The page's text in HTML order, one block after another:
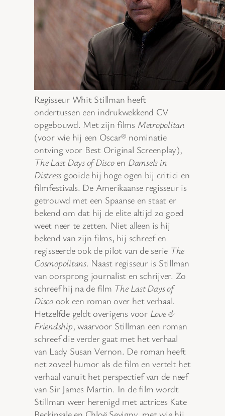
Regisseur Whit Stillman heeft
ondertussen een indrukwekkend CV
opgebouwd. Met zijn films Metropolitan
(voor wie hij een Oscar® nominatie
ontving voor Best Original Screenplay),
The Last Days of Discoen Damsels in
Distress gooide hij hoge ogen bij critici en
filmfestivals. De Amerikaanse regisseur is
getrouwd met een Spaanse en staat er
bekend om dat hij de elite altijd zo goed
weet neer te zetten. Niet alleen is hij
bekend van zijn films, hij schreef en
regisseerde ook de pilot van de serie The
Cosmopolitans. Naast regisseur is Stillman
van oorsprong journalist en schrijver. Zo
schreef hij na de film The Last Days of
Discoook een roman over het verhaal.
Hetzelfde geldt overigens voor Love &
Friendship, waarvoor Stillman een roman
schreef die verder gaat met het verhaal
van Lady Susan Vernon. De roman heeft
net zoveel humor als de film en vertelt het
verhaal vanuit het perspectief van de neef
van Sir James Martin. In de film wordt
Stillman weer herenigd met actrices Kate